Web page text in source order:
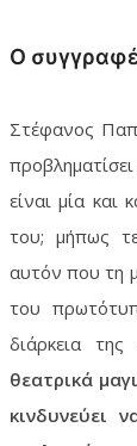
Ο
Στέφανος
είναι μία και
του; μήπως
αυτόν που τη
του
διάρκεια της
θεατρικά
κινδυνεύει